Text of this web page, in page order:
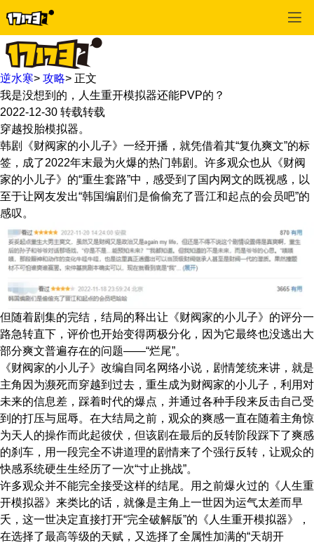
逆水寒> 攻略> 正文
我是没想到的，人生重开模拟器还能PVP的？
2022-12-30 转载转载
穿越投胎模拟器。
韩剧《财阀家的小儿子》一经开播，就凭借着其“复仇爽文”的标
签，成了2022年末最为火爆的热门韩剧。许多观众也从《财阀
家的小儿子》的“重生套路”中，感受到了国内网文的既视感，以
至于让网友发出“韩国编剧们是偷偷充了晋江和起点的会员吧”的
感叹。
但随着剧集的完结，结局的释出让《财阀家的小儿子》的评分一
路急转直下，评价也开始变得两极分化，因为它最终也没逃出大
部分爽文普遍存在的问题——“烂尾”。
《财阀家的小儿子》改编自同名网络小说，剧情笼统来讲，就是
主角因为濒死而穿越到过去，重生成为财阀家的小儿子，利用对
未来的信息差，踩着时代的爆点，并通过各种手段来反击自己受
到的打压与屈辱。在大结局之前，观众的爽感一直在随着主角惊
为天人的操作而此起彼伏，但该剧在最后的反转阶段踩下了爽感
的刹车，用一段完全不讲道理的剧情来了个强行反转，让观众的
快感系统硬生生经历了一次“寸止挑战”。
许多观众并不能完全接受这样的结尾。用之前爆火过的《人生重
开模拟器》来类比的话，就像是主角上一世因为运气太差而早
夭，这一世决定直接打开“完全破解版”的《人生重开模拟器》，
在选择了最高等级的天赋，又选择了全属性加满的“天胡开